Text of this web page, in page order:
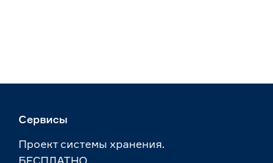
Сервисы
Проект системы хранения.
БЕСПЛАТНО